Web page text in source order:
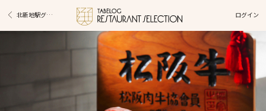
北新地駅グルメ ログイン